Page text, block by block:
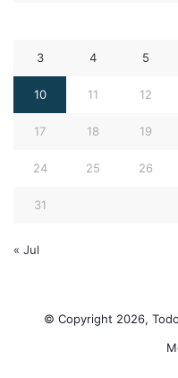
3 4 5
10 11 12
17 18 19
24 25 26
31
« Jul
© Copyright 2026,